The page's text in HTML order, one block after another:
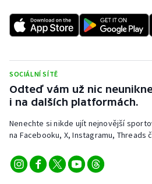
SOCIÁLNÍ SÍTĚ
Odteď vám už nic
i na dalších platformách.
Nenechte si nikde ujít nejnovější
na Facebooku, X, Instagramu, Threads